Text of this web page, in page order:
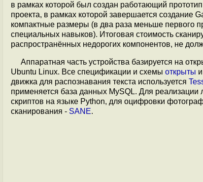
в рамках которой был создан работающий
проекта, в рамках которой завершается создание
компактные размеры (в два раза меньше первого
специальных навыков). Итоговая стоимость
распространённых недорогих компонентов, не
Аппаратная часть устройства базируется на
Ubuntu Linux. Все спецификации и схемы открыты
движка для распознавания текста используется
применяется база данных MySQL. Для реализации
скриптов на языке Python, для оцифровки
сканирования - SANE.